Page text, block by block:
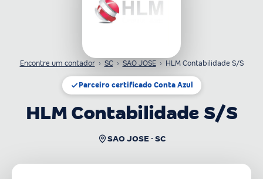
Encontre um contador › SC › SAO JOSE › HLM Contabilidade S/S
Parceiro certificado Conta Azul
HLM Contabilidade S/S
SAO JOSE · SC